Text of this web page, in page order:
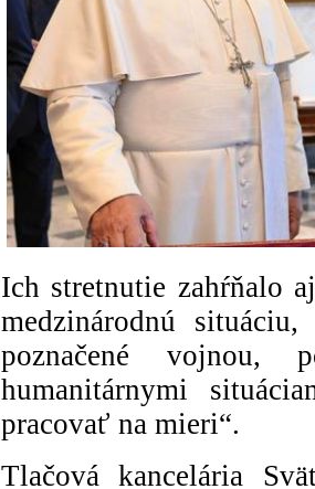
Ich stretnutie zahŕňalo
medzinárodnú
poznačené vojnou,
humanitárnymi
pracovať na mieri“.
Tlačová kancelária